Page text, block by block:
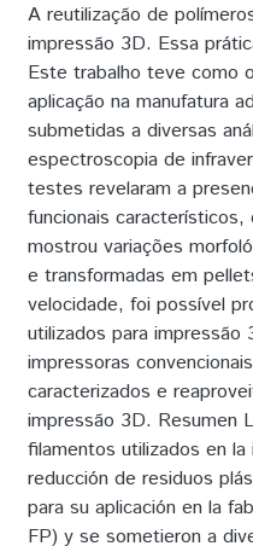
A reutilização de
impressão 3D. Essa
Este trabalho teve como
aplicação na manufatura
submetidas a diversas
espectroscopia de
testes revelaram a
funcionais
mostrou variações
e transformadas em
velocidade, foi possível
utilizados para
impressoras
caracterizados e
impressão 3D. Resumen
filamentos utilizados en
reducción de residuos
para su aplicación en la
FP) y se sometieron a